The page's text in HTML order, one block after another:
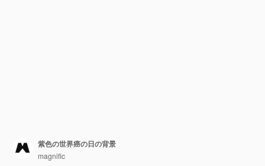
紫色の世界癌の日の背景
magnific